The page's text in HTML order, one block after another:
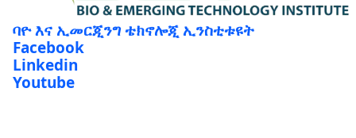
ባዮ እና ኢመርጂንግ ቴክኖሎጂ ኢንስቲቱዩት
Facebook
Linkedin
Youtube